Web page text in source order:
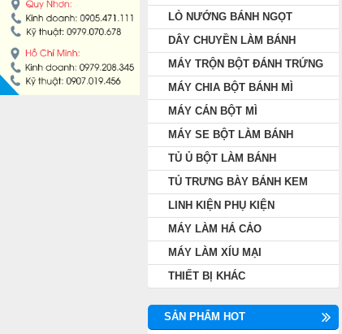
LÒ NƯỚNG BÁNH NGỌT
DÂY CHUYỀN LÀM BÁNH
MÁY TRỘN BỘT ĐÁNH TRỨNG
MÁY CHIA BỘT BÁNH MÌ
MÁY CÁN BỘT MÌ
MÁY SE BỘT LÀM BÁNH
TỦ Ủ BỘT LÀM BÁNH
TỦ TRƯNG BÀY BÁNH KEM
LINH KIỆN PHỤ KIỆN
MÁY LÀM HÁ CẢO
MÁY LÀM XÍU MẠI
THIẾT BỊ KHÁC
SẢN PHẨM HOT
MÁY SE BỘT LÀM BÁNH
TỦ TRƯNG BÀY BÁNH KEM